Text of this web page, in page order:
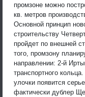
промзоне можно
кв. метров
Основной принцип
строительству
пройдет по внешней
того, промзону
направлении: 2-й
транспортного
улочки появится
фактически дублер